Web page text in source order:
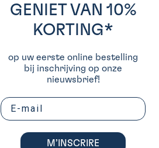
GENIET VAN 10%
KORTING*
op uw eerste online bestelling
bij inschrijving op onze
nieuwsbrief!
Email
M’INSCRIRE